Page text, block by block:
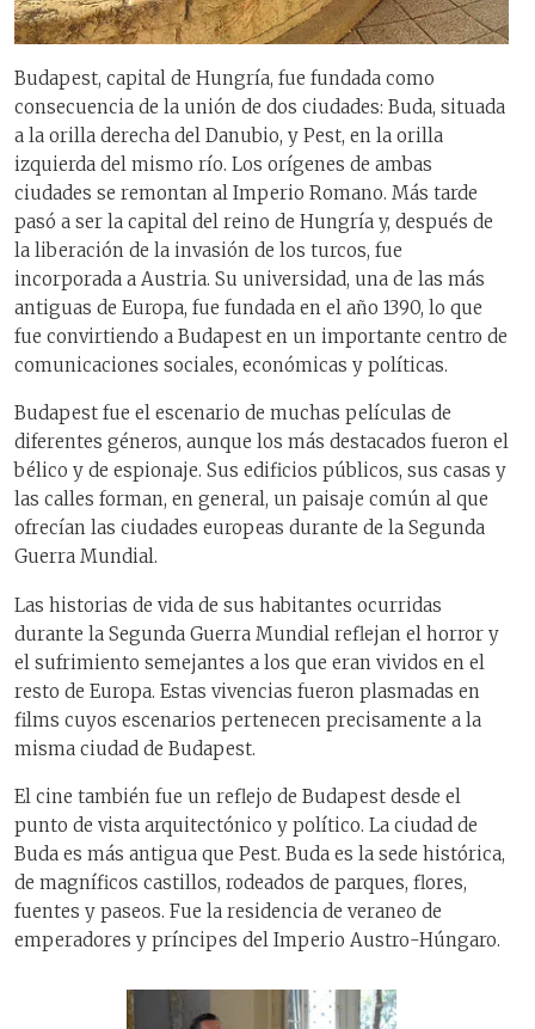
Budapest, capital de Hungría, fue fundada como
consecuencia de la unión de dos ciudades: Buda, situada
a la orilla derecha del Danubio, y Pest, en la orilla
izquierda del mismo río. Los orígenes de ambas
ciudades se remontan al Imperio Romano. Más tarde
pasó a ser la capital del reino de Hungría y, después de
la liberación de la invasión de los turcos, fue
incorporada a Austria. Su universidad, una de las más
antiguas de Europa, fue fundada en el año 1390, lo que
fue convirtiendo a Budapest en un importante centro de
comunicaciones sociales, económicas y políticas.
Budapest fue el escenario de muchas películas de
diferentes géneros, aunque los más destacados fueron el
bélico y de espionaje. Sus edificios públicos, sus casas y
las calles forman, en general, un paisaje común al que
ofrecían las ciudades europeas durante de la Segunda
Guerra Mundial.
Las historias de vida de sus habitantes ocurridas
durante la Segunda Guerra Mundial reflejan el horror y
el sufrimiento semejantes a los que eran vividos en el
resto de Europa. Estas vivencias fueron plasmadas en
films cuyos escenarios pertenecen precisamente a la
misma ciudad de Budapest.
El cine también fue un reflejo de Budapest desde el
punto de vista arquitectónico y político. La ciudad de
Buda es más antigua que Pest. Buda es la sede histórica,
de magníficos castillos, rodeados de parques, flores,
fuentes y paseos. Fue la residencia de veraneo de
emperadores y príncipes del Imperio Austro-Húngaro.